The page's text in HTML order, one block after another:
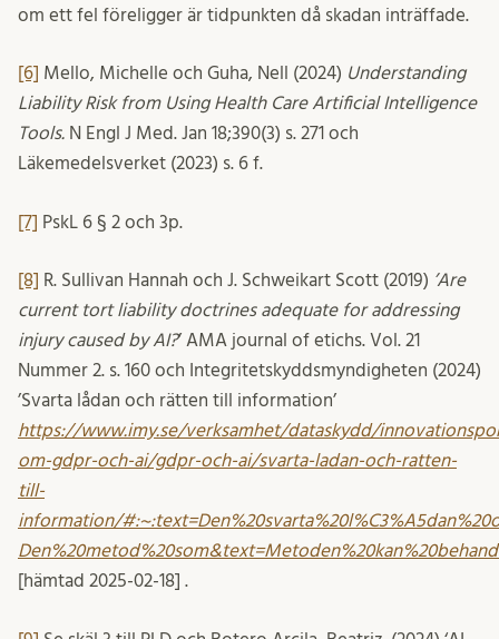
om ett fel föreligger är tidpunkten då skadan inträffade.
[6] Mello, Michelle och Guha, Nell (2024) Understanding
Liability Risk from Using Health Care Artificial Intelligence
Tools. N Engl J Med. Jan 18;390(3) s. 271 och
Läkemedelsverket (2023) s. 6 f.
[7] PskL 6 § 2 och 3p.
[8] R. Sullivan Hannah och J. Schweikart Scott (2019) ’Are
current tort liability doctrines adequate for addressing
injury caused by AI?’ AMA journal of etichs. Vol. 21
Nummer 2. s. 160 och Integritetskyddsmyndigheten (2024)
’Svarta lådan och rätten till information’
https://www.imy.se/verksamhet/dataskydd/
om-gdpr-och-ai/gdpr-och-ai/svarta-ladan-och-ratten-
till-
information/
[hämtad 2025-02-18] .